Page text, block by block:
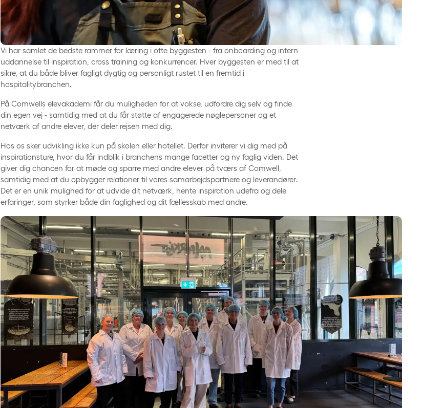
Vi har samlet de bedste rammer for læring i otte byggesten - fra onboarding og intern
uddannelse til inspiration, cross training og konkurrencer. Hver byggesten er med til at
sikre, at du både bliver fagligt dygtig og personligt rustet til en fremtid i
hospitalitybranchen.
På Comwells elevakademi får du muligheden for at vokse, udfordre dig selv og finde
din egen vej - samtidig med at du får støtte af engagerede nøglepersoner og et
netværk af andre elever, der deler rejsen med dig.
Hos os sker udvikling ikke kun på skolen eller hotellet. Derfor inviterer vi dig med på
inspirationsture, hvor du får indblik i branchens mange facetter og ny faglig viden. Det
giver dig chancen for at møde og sparre med andre elever på tværs af Comwell,
samtidig med at du opbygger relationer til vores samarbejdspartnere og leverandører.
Det er en unik mulighed for at udvide dit netværk, hente inspiration udefra og dele
erfaringer, som styrker både din faglighed og dit fællesskab med andre.